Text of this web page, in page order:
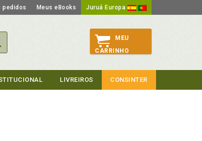
pedidos Meus eBooks Juruá Europa
MEU
CARRINHO
LIVREIROS CONSINTER